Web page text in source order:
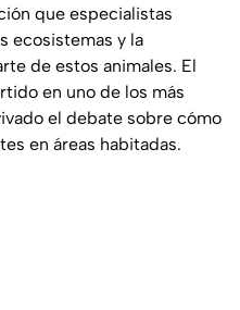
que especialistas
ecosistemas y la
de estos animales. El
en uno de los más
el debate sobre cómo
en áreas habitadas.